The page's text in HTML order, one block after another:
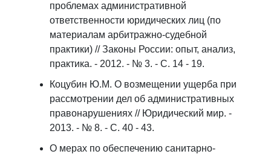
проблемах административной
ответственности юридических лиц (по
материалам арбитражно-судебной
практики) // Законы России: опыт, анализ,
практика. - 2012. - № 3. - С. 14 - 19.
Коцубин Ю.М. О возмещении ущерба при
рассмотрении дел об административных
правонарушениях // Юридический мир. -
2013. - № 8. - С. 40 - 43.
О мерах по обеспечению санитарно-